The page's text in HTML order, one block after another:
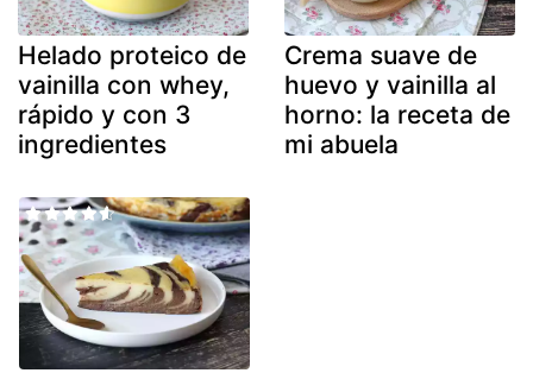
Helado proteico de
vainilla con whey,
rápido y con 3
ingredientes
Crema suave de
huevo y vainilla al
horno: la receta de
mi abuela